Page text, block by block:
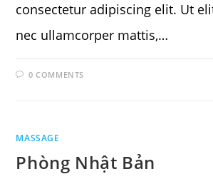
consectetur adipiscing elit. Ut
nec ullamcorper mattis,…
0 COMMENTS
MASSAGE
Phòng Nhật Bản